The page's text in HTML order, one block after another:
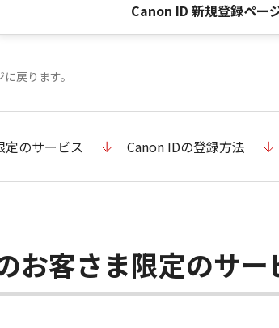
Canon ID 新規登録ペー
戻ります。
定のサービス Canon IDの登録方法
お客さま限定のサー